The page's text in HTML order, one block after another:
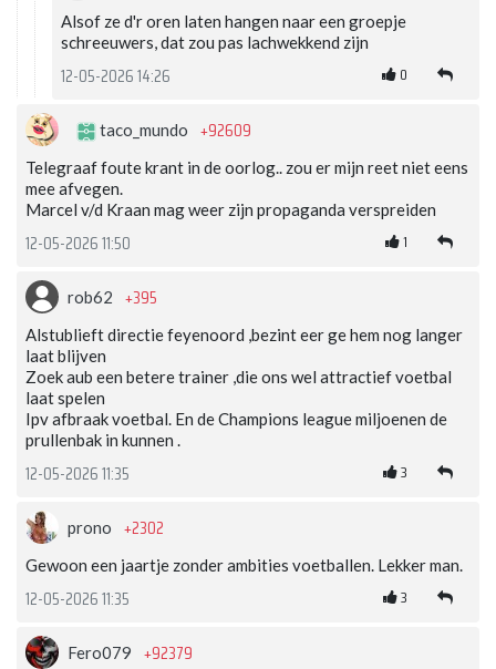
Alsof ze d'r oren laten hangen naar een groepje
schreeuwers, dat zou pas lachwekkend zijn
12-05-2026 14:26 0
taco_mundo +92609
Telegraaf foute krant in de oorlog.. zou er mijn reet niet eens
mee afvegen.
Marcel v/d Kraan mag weer zijn propaganda verspreiden
12-05-2026 11:50 1
rob62 +395
Alstublieft directie feyenoord ,bezint eer ge hem nog langer
laat blijven
Zoek aub een betere trainer ,die ons wel attractief voetbal
laat spelen
Ipv afbraak voetbal. En de Champions league miljoenen de
prullenbak in kunnen .
12-05-2026 11:35 3
prono +2302
Gewoon een jaartje zonder ambities voetballen. Lekker man.
12-05-2026 11:35 3
Fero079 +92379